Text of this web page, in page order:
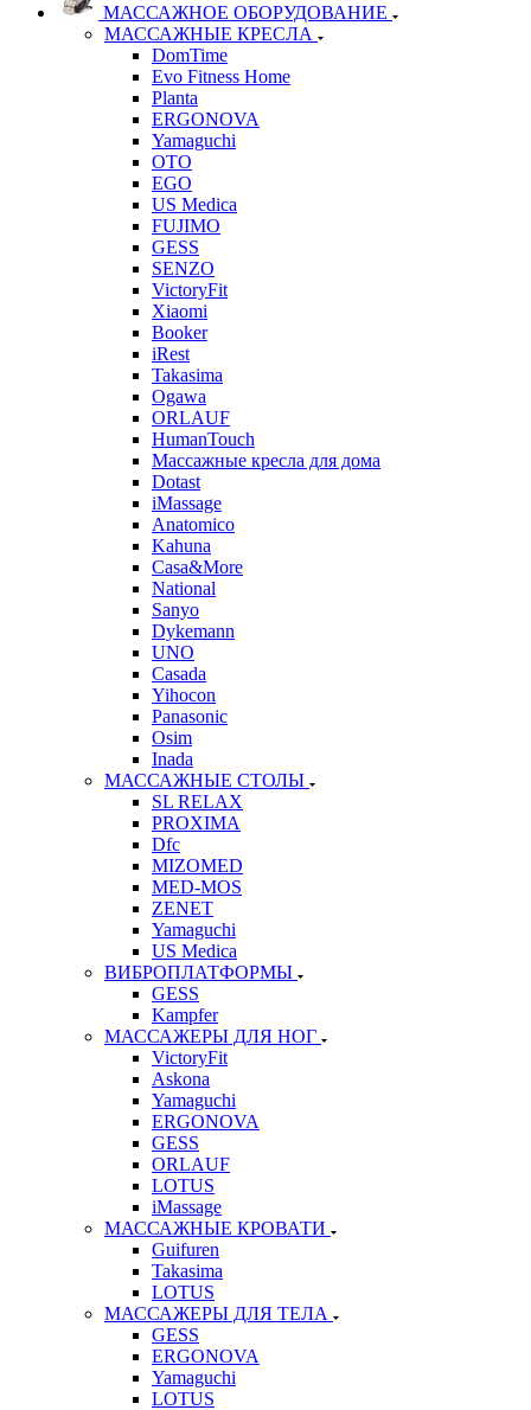
МАССАЖНОЕ ОБОРУДОВАНИЕ
МАССАЖНЫЕ КРЕСЛА
DomTime
Evo Fitness Home
Planta
ERGONOVA
Yamaguchi
OTO
EGO
US Medica
FUJIMO
GESS
SENZO
VictoryFit
Xiaomi
Booker
iRest
Takasima
Ogawa
ORLAUF
HumanTouch
Массажные кресла для дома
Dotast
iMassage
Anatomico
Kahuna
Casa&More
National
Sanyo
Dykemann
UNO
Casada
Yihocon
Panasonic
Osim
Inada
МАССАЖНЫЕ СТОЛЫ
SL RELAX
PROXIMA
Dfc
MIZOMED
MED-MOS
ZENET
Yamaguchi
US Medica
ВИБРОПЛАТФОРМЫ
GESS
Kampfer
МАССАЖЕРЫ ДЛЯ НОГ
VictoryFit
Askona
Yamaguchi
ERGONOVA
GESS
ORLAUF
LOTUS
iMassage
МАССАЖНЫЕ КРОВАТИ
Guifuren
Takasima
LOTUS
МАССАЖЕРЫ ДЛЯ ТЕЛА
GESS
ERGONOVA
Yamaguchi
LOTUS